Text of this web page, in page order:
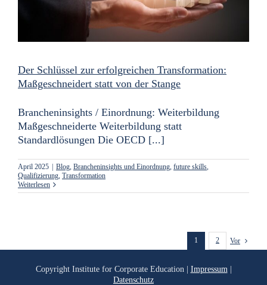
Der Schlüssel zur erfolgreichen Transformation:
Maßgeschneidert statt von der Stange
Brancheninsights / Einordnung: Weiterbildung
Maßgeschneiderte Weiterbildung statt
Standardlösungen Die OECD [...]
April 2025 | Blog Brancheninsights und Einordnung future skills
Qualifizierung Transformation
Weiterlesen
1 2 Vor
Copyright Institute for Corporate Education | Impressum |
Datenschutz